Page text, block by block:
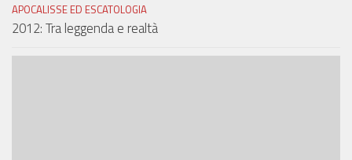
APOCALISSE ED ESCATOLOGIA
2012: Tra leggenda e realtà